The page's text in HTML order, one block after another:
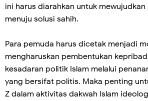
ini harus diarahkan untuk
menuju solusi sahih.
Para pemuda harus dicetak menjadi
mengharuskan pembentukan
kesadaran politik Islam melalui
yang bersifat politis. Maka penting
Z dalam aktivitas dakwah Islam